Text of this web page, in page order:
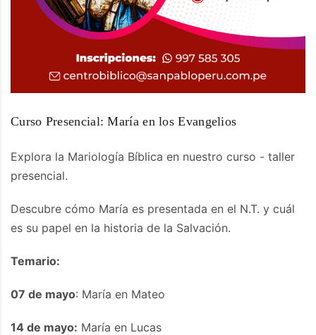
Curso Presencial: María en los Evangelios
Explora la Mariología Bíblica en nuestro curso - taller
presencial.
Descubre cómo María es presentada en el N.T. y cuál
es su papel en la historia de la Salvación.
Temario:
07 de mayo: María en Mateo
14 de mayo: María en Lucas